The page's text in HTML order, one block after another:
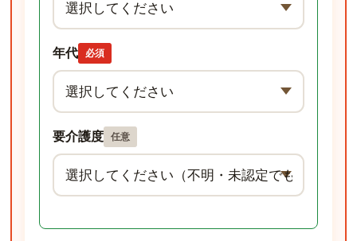
年代 必須
要介護度 任意